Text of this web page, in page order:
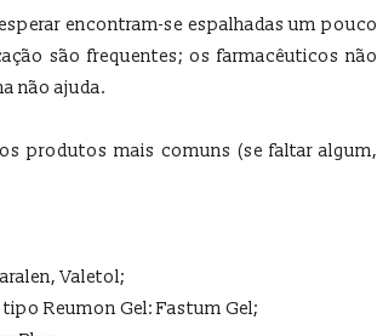
encontram-se espalhadas um pouco
são frequentes; os farmacêuticos não
não ajuda.
produtos mais comuns (se faltar algum,
Valetol;
Reumon Gel: Fastum Gel;